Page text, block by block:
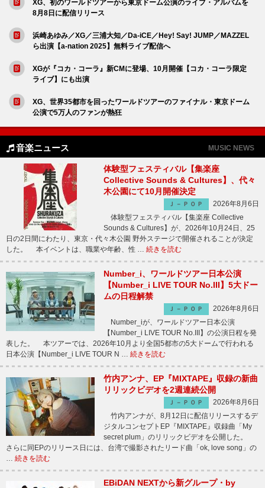
XG、初のワールドツアーから東京ドーム公演のライブ・アルバムを
8月8日に配信リリース
浜崎あゆみ／XG／三浦大知／Da-iCE／Hey! Say! JUMP／MAZZEL
ら出演【a-nation 2025】無料ライブ配信へ
XGが『コカ・コーラ』新CMに登場、10月開催【コカ・コーラ限定
ライブ】にも出演
XG、世界35都市を回ったワールドツアーのファイナル・東京ドーム
公演で5万人のファンが熱狂
音楽ニュース MUSIC NEWS
体験型フェスティバル【集楽座
Collective Sounds & Cultures】、代々
木公園にて10月開催決定
Ｊ－ＰＯＰ
2026年8月6日
体験型フェスティバル【集楽座 Collective
Sounds & Cultures】が、2026年10月24日、25
日の2日間にわたり、東京・代々木公園 野外ステージで開催されることが決定
した。 本イベントは、職業や年齢、性 … 続きを読む
Number_i、ワールドツアー日本公演
【Number_i LIVE TOUR No.III】5大ドー
ムの日程解禁
Ｊ－ＰＯＰ
2026年8月6日
Number_iが、ワールドツアー日本公演
【Number_i LIVE TOUR No.III】の公演日程を発
表した。 本ツアーでは、2026年10月より全国5都市の5大ドームで行われる
日本公演【Number_i LIVE TOUR N … 続きを読む
竹内アンナ、EP『MIXTAPE』収録の新曲
リリックビデオを2週連続公開
Ｊ－ＰＯＰ
2026年8月6日
竹内アンナが、8月12日に配信リリースするデ
ジタルコンセプトEP『MIXTAPE』収録曲「My
secret plum」のリリックビデオを公開した。
さらに同EPのリリース日には、台湾で撮影されたリード曲「ok, love song」の
… 続きを読む
EBiDAN NEXTから新グループ・by